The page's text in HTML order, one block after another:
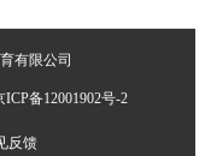
有限公司
ICP备12001902号-2
反馈